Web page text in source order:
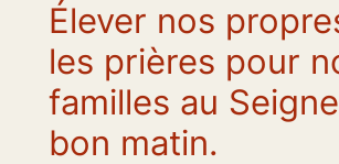
Élever nos
les prières pour
familles au
bon matin.